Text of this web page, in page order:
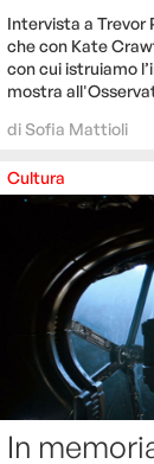
Intervista a Trevor
che con Kate
con cui istruiamo
mostra
diSofia Mattioli
Cultura
In